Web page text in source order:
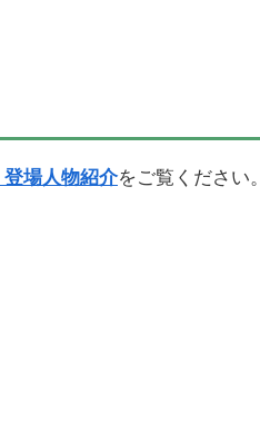
場人物紹介をご覧ください。